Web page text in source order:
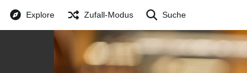
Explore Zufall-Modus Suche